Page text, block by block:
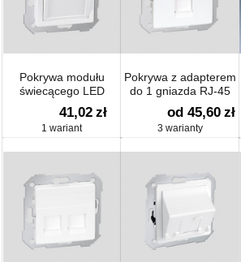
Pokrywa modułu
świecącego LED
41,02 zł
1 wariant
Pokrywa z adapterem
do 1 gniazda RJ-45
lub RJ-11/12
od 45,60 zł
3 warianty